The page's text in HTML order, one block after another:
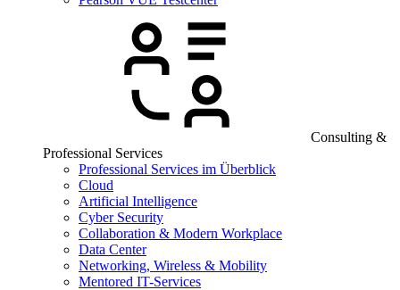
Consulting &
Professional Services
Professional Services im Überblick
Cloud
Artificial Intelligence
Cyber Security
Collaboration & Modern Workplace
Data Center
Networking, Wireless & Mobility
Mentored IT-Services